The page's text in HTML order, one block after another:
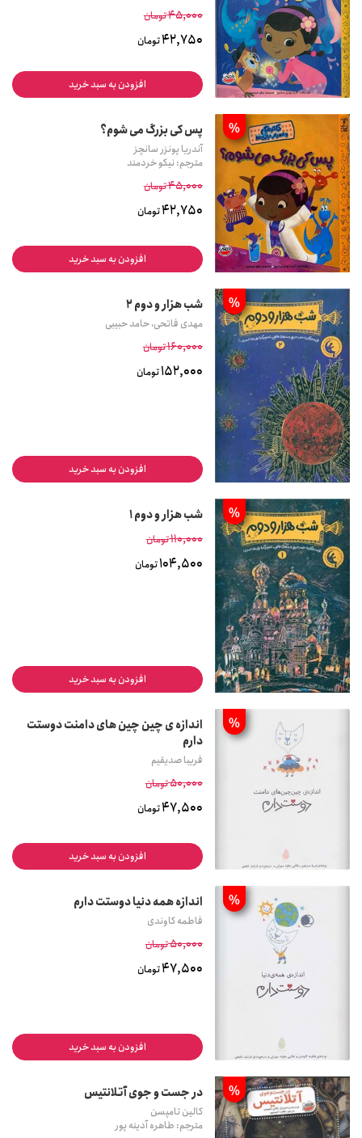
45,000تومان
42,750تومان
افزودن به سبد خرید
% پس کی بزرگ می شوم؟
آندریا پونزر سانچز
مترجم: نیکو خردمند
45,000تومان
42,750تومان
افزودن به سبد خرید
% شب هزار و دوم 2
مهدی فاتحی، حامد حبیبی
160,000تومان
152,000تومان
افزودن به سبد خرید
%
شب هزار و دوم 1
110,000تومان
104,500تومان
افزودن به سبد خرید
%
اندازه ی چین چین های دامنت دوستت
دارم
فریبا صدیقیم
50,000تومان
47,500تومان
افزودن به سبد خرید
% اندازه همه دنیا دوستت دارم
فاطمه کاوندی
50,000تومان
47,500تومان
افزودن به سبد خرید
% در جست و جوی آتلانتیس
کالین تامپسن
مترجم: طاهره آدینه پور